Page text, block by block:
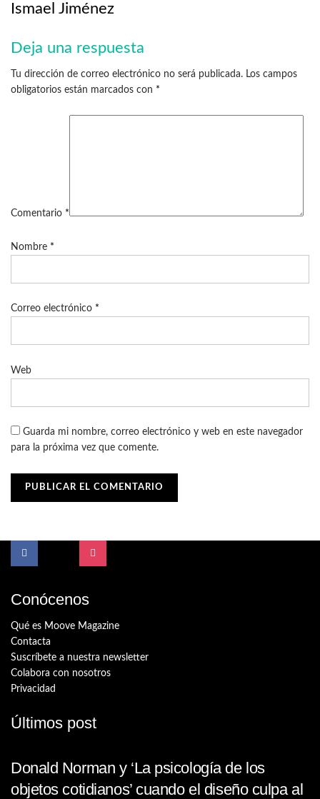
Ismael Jiménez
Deja una respuesta
Tu dirección de correo electrónico no será publicada. Los campos
obligatorios están marcados con *
Comentario *
Nombre *
Correo electrónico *
Web
Guarda mi nombre, correo electrónico y web en este navegador
para la próxima vez que comente.
Conócenos
Qué es Moove Magazine
Contacta
Suscríbete a nuestra newsletter
Colabora con nosotros
Privacidad
Últimos post
Donald Norman y ‘La psicología de los
objetos cotidianos’ cuando el diseño culpa al